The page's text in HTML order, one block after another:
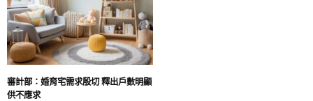
審計部：婚育宅需求殷切 釋出戶數明顯
供不應求